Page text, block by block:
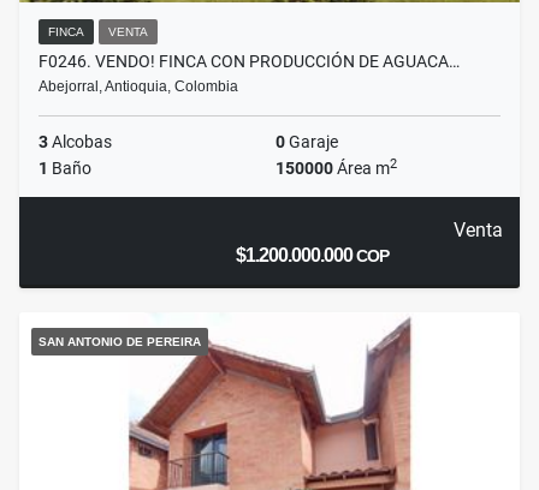
FINCA VENTA
F0246. VENDO! FINCA CON PRODUCCIÓN DE AGUACA…
Abejorral, Antioquia, Colombia
3Alcobas 0Garaje
1 Baño 150000Área m2
Venta
$1.200.000.000COP
SAN ANTONIO DE PEREIRA